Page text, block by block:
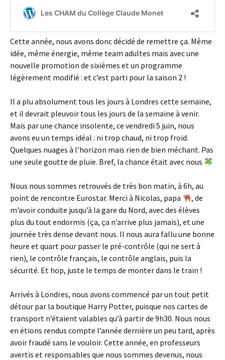
Cette année, nous avons donc décidé de remettre ça. Même
idée, même énergie, même team adultes mais avec une
nouvelle promotion de sixièmes et un programme
légèrement modifié : et c’est parti pour la saison 2 !
Il a plu absolument tous les jours à Londres cette semaine,
et il devrait pleuvoir tous les jours de la semaine à venir.
Mais par une chance insolente, ce vendredi 5 juin, nous
avons eu un temps idéal : ni trop chaud, ni trop froid.
Quelques nuages à l’horizon mais rien de bien méchant. Pas
une seule goutte de pluie. Bref, la chance était avec nous
Nous nous sommes retrouvés de très bon matin, à 6h, au
point de rencontre Eurostar. Merci à Nicolas, papa
, de
m’avoir conduite jusqu’à la gare du Nord, avec des élèves
plus du tout endormis (ça, ça n’arrive plus jamais), et une
journée très dense devant nous. Il nous aura fallu une bonne
heure et quart pour passer le pré-contrôle (qui ne sert à
rien), le contrôle français, le contrôle anglais, puis la
sécurité. Et hop, juste le temps de monter dans le train !
Arrivés à Londres, nous avons commencé par un tout petit
détour par la boutique Harry Potter, puisque nos cartes de
transport n’étaient valables qu’à partir de 9h30. Nous nous
en étions rendus compte l’année dernière un peu tard, après
avoir fraudé sans le vouloir. Cette année, en professeurs
avertis et responsables que nous sommes devenus, nous